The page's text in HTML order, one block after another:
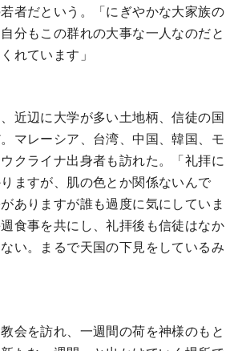
者だという。「にぎやかな大家族の
分もこの群れの大事な一人なのだと
れています」
近辺に大学が多い土地柄、信徒の国
マレーシア、台湾、中国、韓国、モ
クライナ出身者も訪れた。「礼拝に
ますが、肌の色とか関係ないんで
ありますが誰も過度に気にしていま
食事を共にし、礼拝後も信徒はなか
い。まるで天国の下見をしているみ
会を訪れ、一週間の荷を神様のもと